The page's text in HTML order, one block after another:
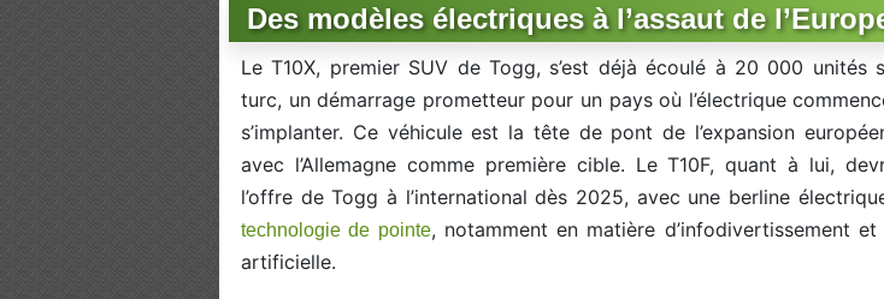
Des modèles électriques à l’assaut de
Le T10X, premier SUV de Togg, s’est déjà écoulé à 20 000 unités
turc, un démarrage prometteur pour un pays où l’électrique
s’implanter. Ce véhicule est la tête de pont de l’expansion
avec l’Allemagne comme première cible. Le T10F, quant à lui,
l’offre de Togg à l’international dès 2025, avec une berline
technologie de pointe, notamment en matière d’infodivertissement et
artificielle.